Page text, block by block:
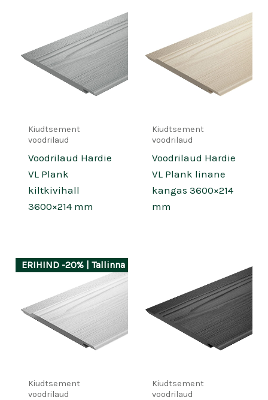
Kiudtsement
voodrilaud
Voodrilaud Hardie
VL Plank
kiltkivihall
3600×214 mm
Kiudtsement
voodrilaud
Voodrilaud Hardie
VL Plank linane
kangas 3600×214
mm
ERIHIND -20% | Tallinna laos
Kiudtsement
voodrilaud
Kiudtsement
voodrilaud